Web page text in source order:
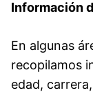
Información
En algunas
recopilamos
edad,